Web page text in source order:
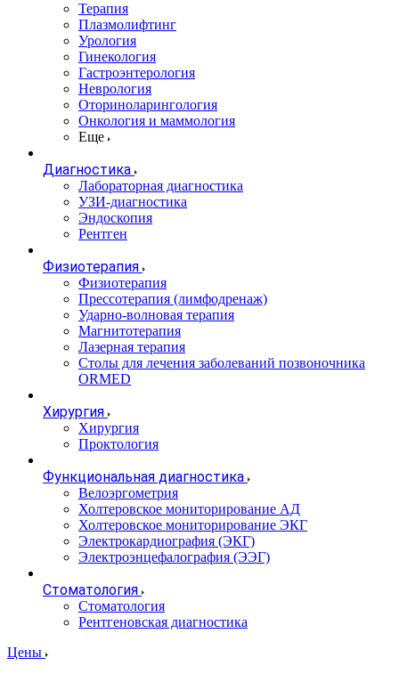
Терапия
Плазмолифтинг
Урология
Гинекология
Гастроэнтерология
Неврология
Оториноларингология
Онкология и маммология
Еще
Диагностика
Лабораторная диагностика
УЗИ-диагностика
Эндоскопия
Рентген
Физиотерапия
Физиотерапия
Прессотерапия (лимфодренаж)
Ударно-волновая терапия
Магнитотерапия
Лазерная терапия
Столы для лечения заболеваний позвоночника
ORMED
Хирургия
Хирургия
Проктология
Функциональная диагностика
Велоэргометрия
Холтеровское мониторирование АД
Холтеровское мониторирование ЭКГ
Электрокардиография (ЭКГ)
Электроэнцефалография (ЭЭГ)
Стоматология
Стоматология
Рентгеновская диагностика
Цены